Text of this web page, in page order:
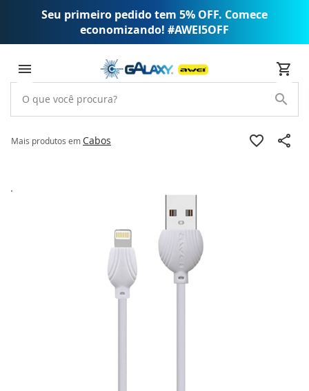
Seu primeiro pedido tem 5% OFF. Comece
economizando! #AWEI5OFF
Mais produtos emCabos
para